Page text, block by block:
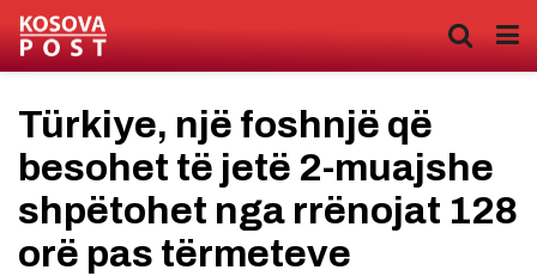
Türkiye, një foshnjë që
besohet të jetë 2-muajshe
shpëtohet nga rrënojat 128
orë pas tërmeteve